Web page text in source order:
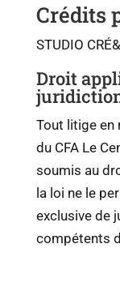
Crédits
STUDIO
Droit
Tout litige en
du CFA Le
soumis au
la loi ne le
exclusive de
compétents